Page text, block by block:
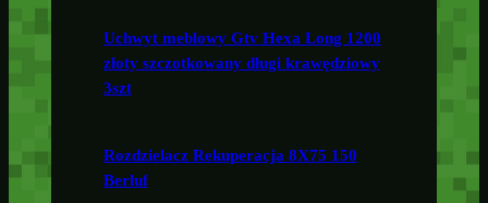
Uchwyt meblowy Gtv Hexa Long 1200
złoty szczotkowany długi krawędziowy
3szt
Rozdzielacz Rekuperacja 8X75 150
Berluf